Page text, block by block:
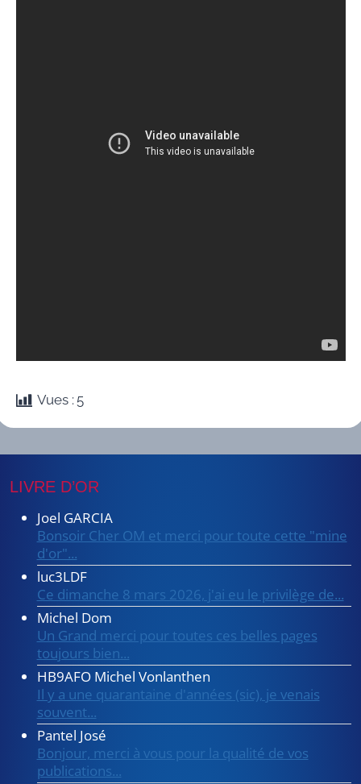
Vues : 5
LIVRE D’OR
Joel GARCIA
Bonsoir Cher OM et merci pour toute cette "mine
d'or"...
luc3LDF
Ce dimanche 8 mars 2026, j'ai eu le privilège de...
Michel Dom
Un Grand merci pour toutes ces belles pages
toujours bien...
HB9AFO Michel Vonlanthen
Il y a une quarantaine d'années (sic), je venais
souvent...
Pantel José
Bonjour, merci à vous pour la qualité de vos
publications...